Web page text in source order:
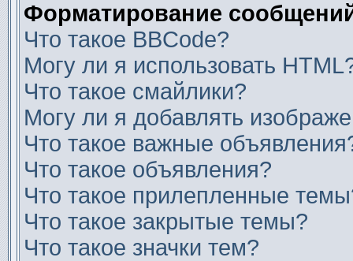
Форматирование
Что такое BBCode?
Могу ли я использовать
Что такое смайлики?
Могу ли я добавлять
Что такое важные
Что такое объявления?
Что такое прилепленные
Что такое закрытые темы?
Что такое значки тем?